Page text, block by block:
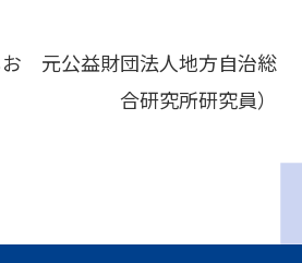
元公益財団法人地方自治総
合研究所研究員）